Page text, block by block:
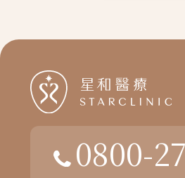
0800-